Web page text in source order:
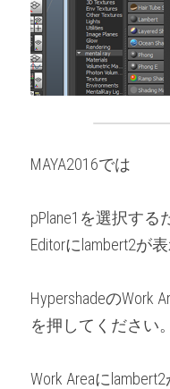
MAYA2016では
pPlane1を選択する
Editorにlambert2が
HypershadeのWork
を押してください。
Work Areaに